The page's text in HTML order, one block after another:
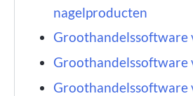
nagelproducten
Groothandelssoftware
Groothandelssoftware
Groothandelssoftware